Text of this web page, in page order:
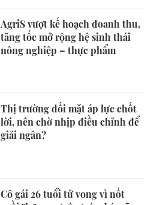
AgriS vượt kế hoạch doanh thu,
tăng tốc mở rộng hệ sinh thái
nông nghiệp – thực phẩm
Thị trường đối mặt áp lực chốt
lời, nên chờ nhịp điều chỉnh để
giải ngân?
Cô gái 26 tuổi tử vong vì nốt